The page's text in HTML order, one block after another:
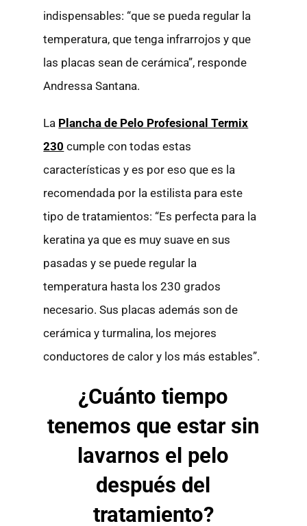
indispensables: “que se pueda regular la
temperatura, que tenga infrarrojos y que
las placas sean de cerámica”, responde
Andressa Santana.
La Plancha de Pelo Profesional Termix
230 cumple con todas estas
características y es por eso que es la
recomendada por la estilista para este
tipo de tratamientos: “Es perfecta para la
keratina ya que es muy suave en sus
pasadas y se puede regular la
temperatura hasta los 230 grados
necesario. Sus placas además son de
cerámica y turmalina, los mejores
conductores de calor y los más estables”.
¿Cuánto tiempo
tenemos que estar sin
lavarnos el pelo
después del
tratamiento?